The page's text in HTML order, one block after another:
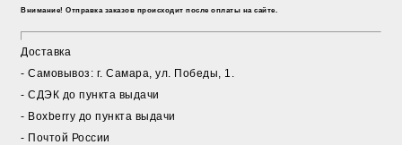
Внимание! Отправка заказов происходит после оплаты на сайте.
Доставка
- Cамовывоз: г. Самара, ул. Победы, 1.
- СДЭК до пункта выдачи
- Boxberry до пункта выдачи
- Почтой России